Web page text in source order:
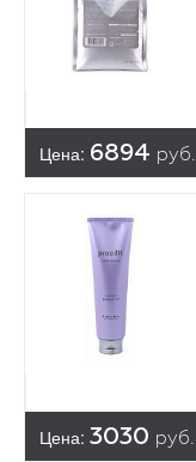
Цена: 6894 руб.
Цена: 3030 руб.